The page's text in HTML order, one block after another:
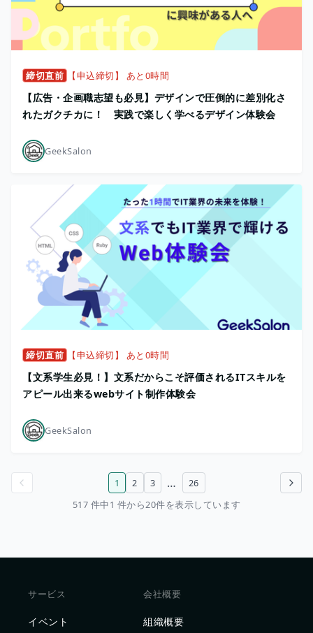
締切直前 【申込締切】 あと0時間
【広告・企画職志望も必見】デザインで圧倒的に差別化さ
れたガクチカに！ 実践で楽しく学べるデザイン体験会
GeekSalon
締切直前 【申込締切】 あと0時間
【文系学生必見！】文系だからこそ評価されるITスキルを
アピール出来るwebサイト制作体験会
GeekSalon
次のページ
1 2 3 …
26
517 件中1 件から20件を表示しています
サービス
イベント
会社概要
組織概要